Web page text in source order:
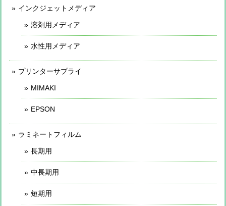
インクジェットメディア
溶剤用メディア
水性用メディア
プリンターサプライ
MIMAKI
EPSON
ラミネートフィルム
長期用
中長期用
短期用